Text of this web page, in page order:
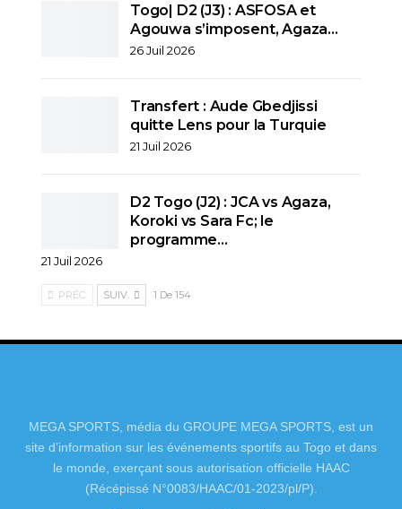
Togo| D2 (J3) : ASFOSA et
Agouwa s’imposent, Agaza…
26 Juil 2026
Transfert : Aude Gbedjissi
quitte Lens pour la Turquie
21 Juil 2026
D2 Togo (J2) : JCA vs Agaza,
Koroki vs Sara Fc; le
programme…
21 Juil 2026
PRÉC. SUIV. 1 De 154
MEGA SPORTS, média du GROUPE MEGA SPORTS, est un
site d’information sur les événements sportifs au Togo et dans
le monde, exerçant sous autorisation officielle HAAC
(Récépissé N°0083/HAAC/01-2023/pl/P).